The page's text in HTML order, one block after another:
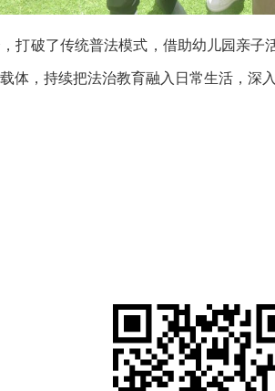
了传统普法模式，借助幼儿园亲子
体，持续把法治教育融入日常生活，深